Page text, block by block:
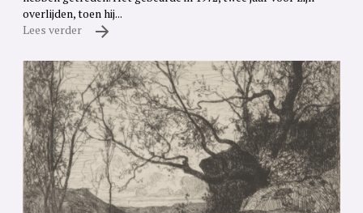
overlijden, toen hij...
Lees verder